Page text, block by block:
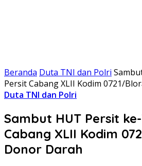
Beranda Duta TNI dan Polri
Persit Cabang XLII Kodim 0721/
Duta TNI dan Polri
Sambut HUT Persit
Cabang XLII Kodim
Donor Darah